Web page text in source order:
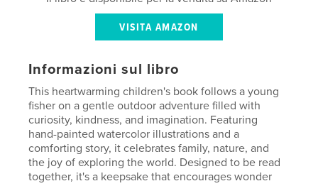
VISITA AMAZON
Informazioni sul libro
This heartwarming children's book follows a young
fisher on a gentle outdoor adventure filled with
curiosity, kindness, and imagination. Featuring
hand-painted watercolor illustrations and a
comforting story, it celebrates family, nature, and
the joy of exploring the world. Designed to be read
together, it's a keepsake that encourages wonder